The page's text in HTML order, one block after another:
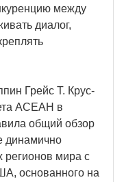
между
диалог,
Грейс Т. Крус-
АСЕАН в
общий обзор
динамично
регионов мира с
основанного на